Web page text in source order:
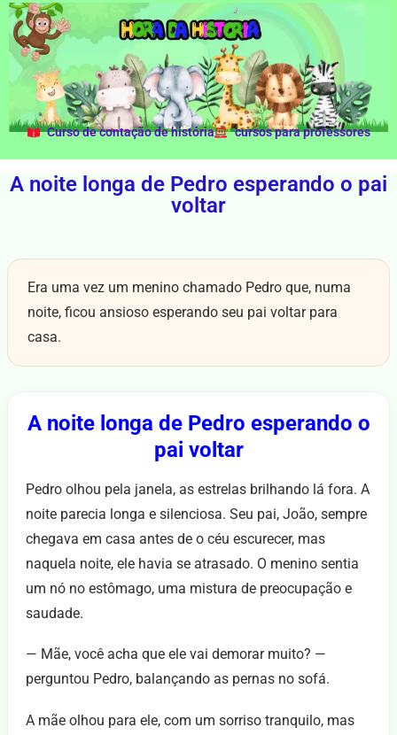
Curso de contação de história cursos para professores
A noite longa de Pedro esperando o pai
voltar
Era uma vez um menino chamado Pedro que, numa
noite, ficou ansioso esperando seu pai voltar para
casa.
A noite longa de Pedro esperando o
pai voltar
Pedro olhou pela janela, as estrelas brilhando lá fora. A
noite parecia longa e silenciosa. Seu pai, João, sempre
chegava em casa antes de o céu escurecer, mas
naquela noite, ele havia se atrasado. O menino sentia
um nó no estômago, uma mistura de preocupação e
saudade.
— Mãe, você acha que ele vai demorar muito? —
perguntou Pedro, balançando as pernas no sofá.
A mãe olhou para ele, com um sorriso tranquilo, mas